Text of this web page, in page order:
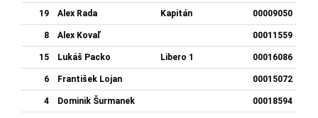
19 Alex Rada Kapitán 00009050
8 Alex Kovaľ 00011559
15 Lukáš Packo Libero 1 00016086
6 František Lojan 00015072
4 Dominik Šurmanek 00018594